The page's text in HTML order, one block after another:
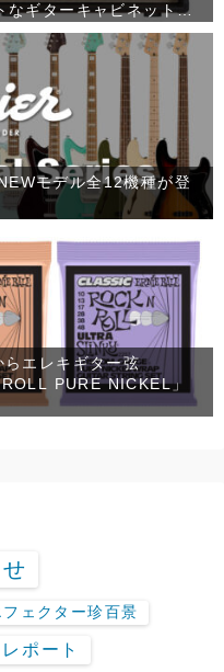
なギターキャビネット
モデル全12機種が登
エレキギター弦
PURE NICKEL」
フェクター珍百景
レポート